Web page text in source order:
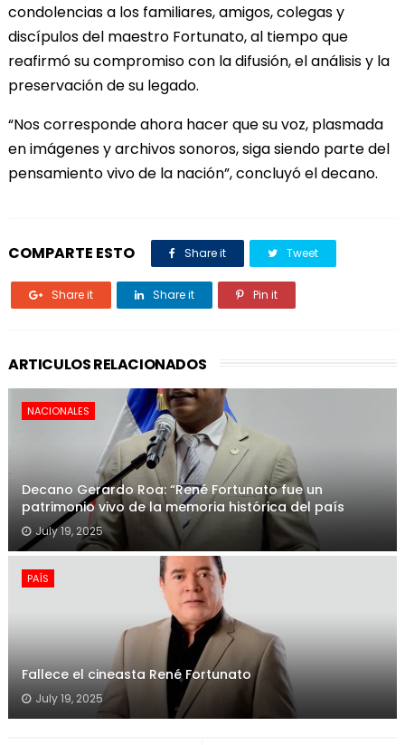
condolencias a los familiares, amigos, colegas y
discípulos del maestro Fortunato, al tiempo que
reafirmó su compromiso con la difusión, el análisis y la
preservación de su legado.
“Nos corresponde ahora hacer que su voz, plasmada
en imágenes y archivos sonoros, siga siendo parte del
pensamiento vivo de la nación”, concluyó el decano.
COMPARTE ESTO Share it Tweet
Share it Share it Pin it
ARTICULOS RELACIONADOS
NACIONALES
Decano Gerardo Roa: “René Fortunato fue un
patrimonio vivo de la memoria histórica del país
July 19, 2025
PAÍS
Fallece el cineasta René Fortunato
July 19, 2025